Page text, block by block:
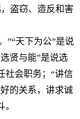
盗窃、造反和害
”“天下为公”是说
贤与能”是说选
社会职务；“讲信
的关系，讲求诚